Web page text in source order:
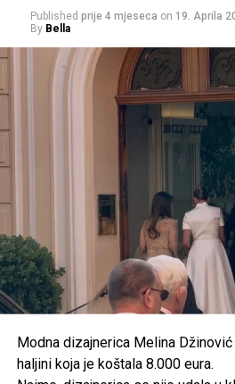
Published prije 4 mjeseca on 19. Aprila
By Bella
Modna dizajnerica Melina
haljini koja je koštala 8.000 eura.